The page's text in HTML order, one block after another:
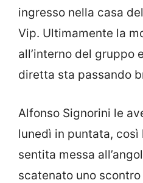
ingresso nella casa
Vip. Ultimamente la
all’interno del gruppo
diretta sta passando
Alfonso Signorini le
lunedì in puntata, così
sentita messa
scatenato uno